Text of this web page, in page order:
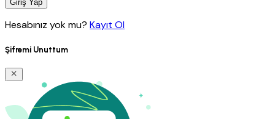
Giriş Yap
Hesabınız yok mu? Kayıt Ol
Şifremi Unuttum